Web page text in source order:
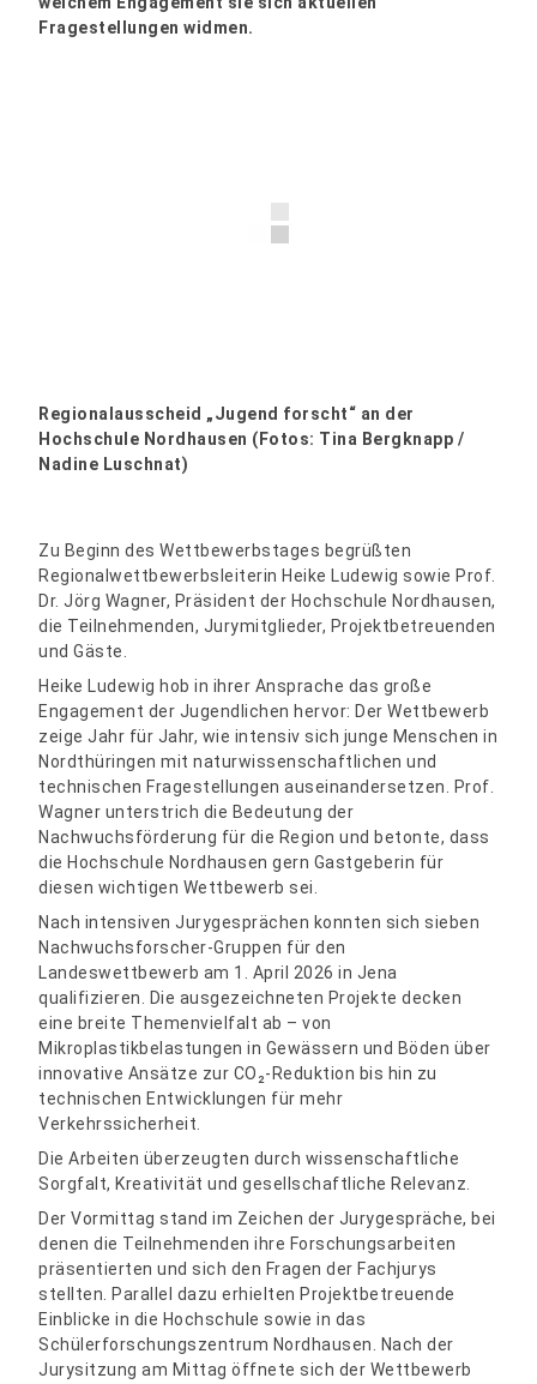
Fragestellungen widmen.
Regionalausscheid „Jugend forscht“ an der
Hochschule Nordhausen (Fotos: Tina Bergknapp /
Nadine Luschnat)
Zu Beginn des Wettbewerbstages begrüßten
Regionalwettbewerbsleiterin Heike Ludewig sowie Prof.
Dr. Jörg Wagner, Präsident der Hochschule Nordhausen,
die Teilnehmenden, Jurymitglieder, Projektbetreuenden
und Gäste.
Heike Ludewig hob in ihrer Ansprache das große
Engagement der Jugendlichen hervor: Der Wettbewerb
zeige Jahr für Jahr, wie intensiv sich junge Menschen in
Nordthüringen mit naturwissenschaftlichen und
technischen Fragestellungen auseinandersetzen. Prof.
Wagner unterstrich die Bedeutung der
Nachwuchsförderung für die Region und betonte, dass
die Hochschule Nordhausen gern Gastgeberin für
diesen wichtigen Wettbewerb sei.
Nach intensiven Jurygesprächen konnten sich sieben
Nachwuchsforscher-Gruppen für den
Landeswettbewerb am 1. April 2026 in Jena
qualifizieren. Die ausgezeichneten Projekte decken
eine breite Themenvielfalt ab – von
Mikroplastikbelastungen in Gewässern und Böden über
innovative Ansätze zur CO₂-Reduktion bis hin zu
technischen Entwicklungen für mehr
Verkehrssicherheit.
Die Arbeiten überzeugten durch wissenschaftliche
Sorgfalt, Kreativität und gesellschaftliche Relevanz.
Der Vormittag stand im Zeichen der Jurygespräche, bei
denen die Teilnehmenden ihre Forschungsarbeiten
präsentierten und sich den Fragen der Fachjurys
stellten. Parallel dazu erhielten Projektbetreuende
Einblicke in die Hochschule sowie in das
Schülerforschungszentrum Nordhausen. Nach der
Jurysitzung am Mittag öffnete sich der Wettbewerb